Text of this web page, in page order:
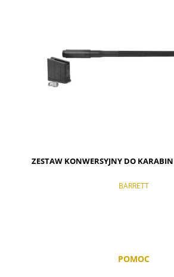
ZESTAW KONWERSYJNY DO
BARRETT
POMOC